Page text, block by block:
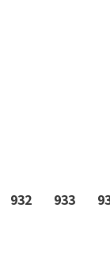
932 933